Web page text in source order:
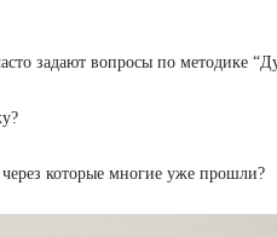
задают вопросы по методике
которые многие уже прошли?